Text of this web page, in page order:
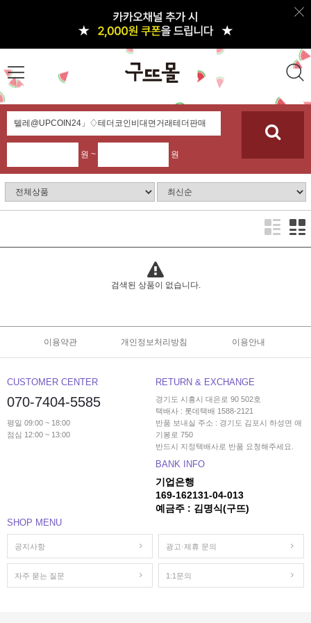
원 ~ 원
검색된 상품이 없습니다.
이용약관 개인정보처리방침 이용안내
CUSTOMER CENTER
070-7404-5585
평일 09:00 ~ 18:00
점심 12:00 ~ 13:00
RETURN & EXCHANGE
경기도 시흥시 대은로 90 502호
택배사 : 롯데택배 1588-2121
반품 보내실 주소 : 경기도 김포시 하성면 애
기봉로 750
반드시 지정택배사로 반품 요청해주세요.
BANK INFO
기업은행
169-162131-04-013
예금주 : 김명식(구뜨)
SHOP MENU
공지사항 광고·제휴 문의
자주 묻는 질문 1:1문의